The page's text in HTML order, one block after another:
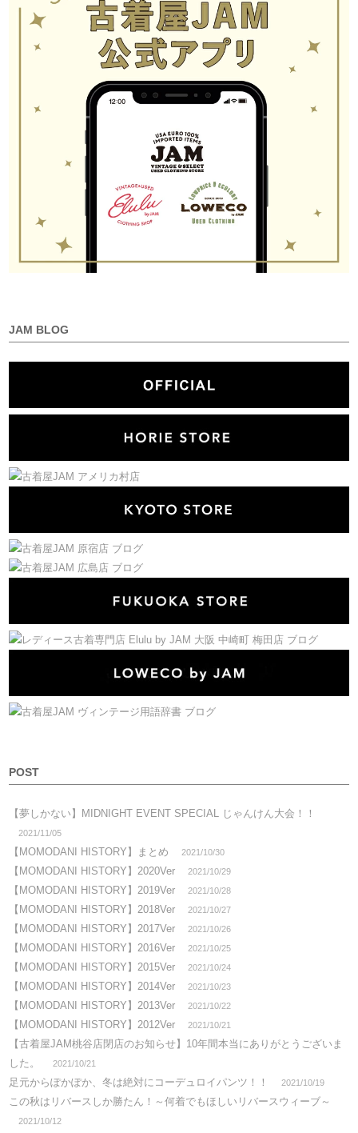
JAM BLOG
POST
【夢しかない】MIDNIGHT EVENT SPECIAL じゃんけん大会！！
2021/11/05
【MOMODANI HISTORY】まとめ 2021/10/30
【MOMODANI HISTORY】2020Ver 2021/10/29
【MOMODANI HISTORY】2019Ver 2021/10/28
【MOMODANI HISTORY】2018Ver 2021/10/27
【MOMODANI HISTORY】2017Ver 2021/10/26
【MOMODANI HISTORY】2016Ver 2021/10/25
【MOMODANI HISTORY】2015Ver 2021/10/24
【MOMODANI HISTORY】2014Ver 2021/10/23
【MOMODANI HISTORY】2013Ver 2021/10/22
【MOMODANI HISTORY】2012Ver 2021/10/21
【古着屋JAM桃谷店閉店のお知らせ】10年間本当にありがとうございま
した。
2021/10/21
足元からぽかぽか、冬は絶対にコーデュロイパンツ！！ 2021/10/19
この秋はリバースしか勝たん！～何着でもほしいリバースウィーブ～
2021/10/12